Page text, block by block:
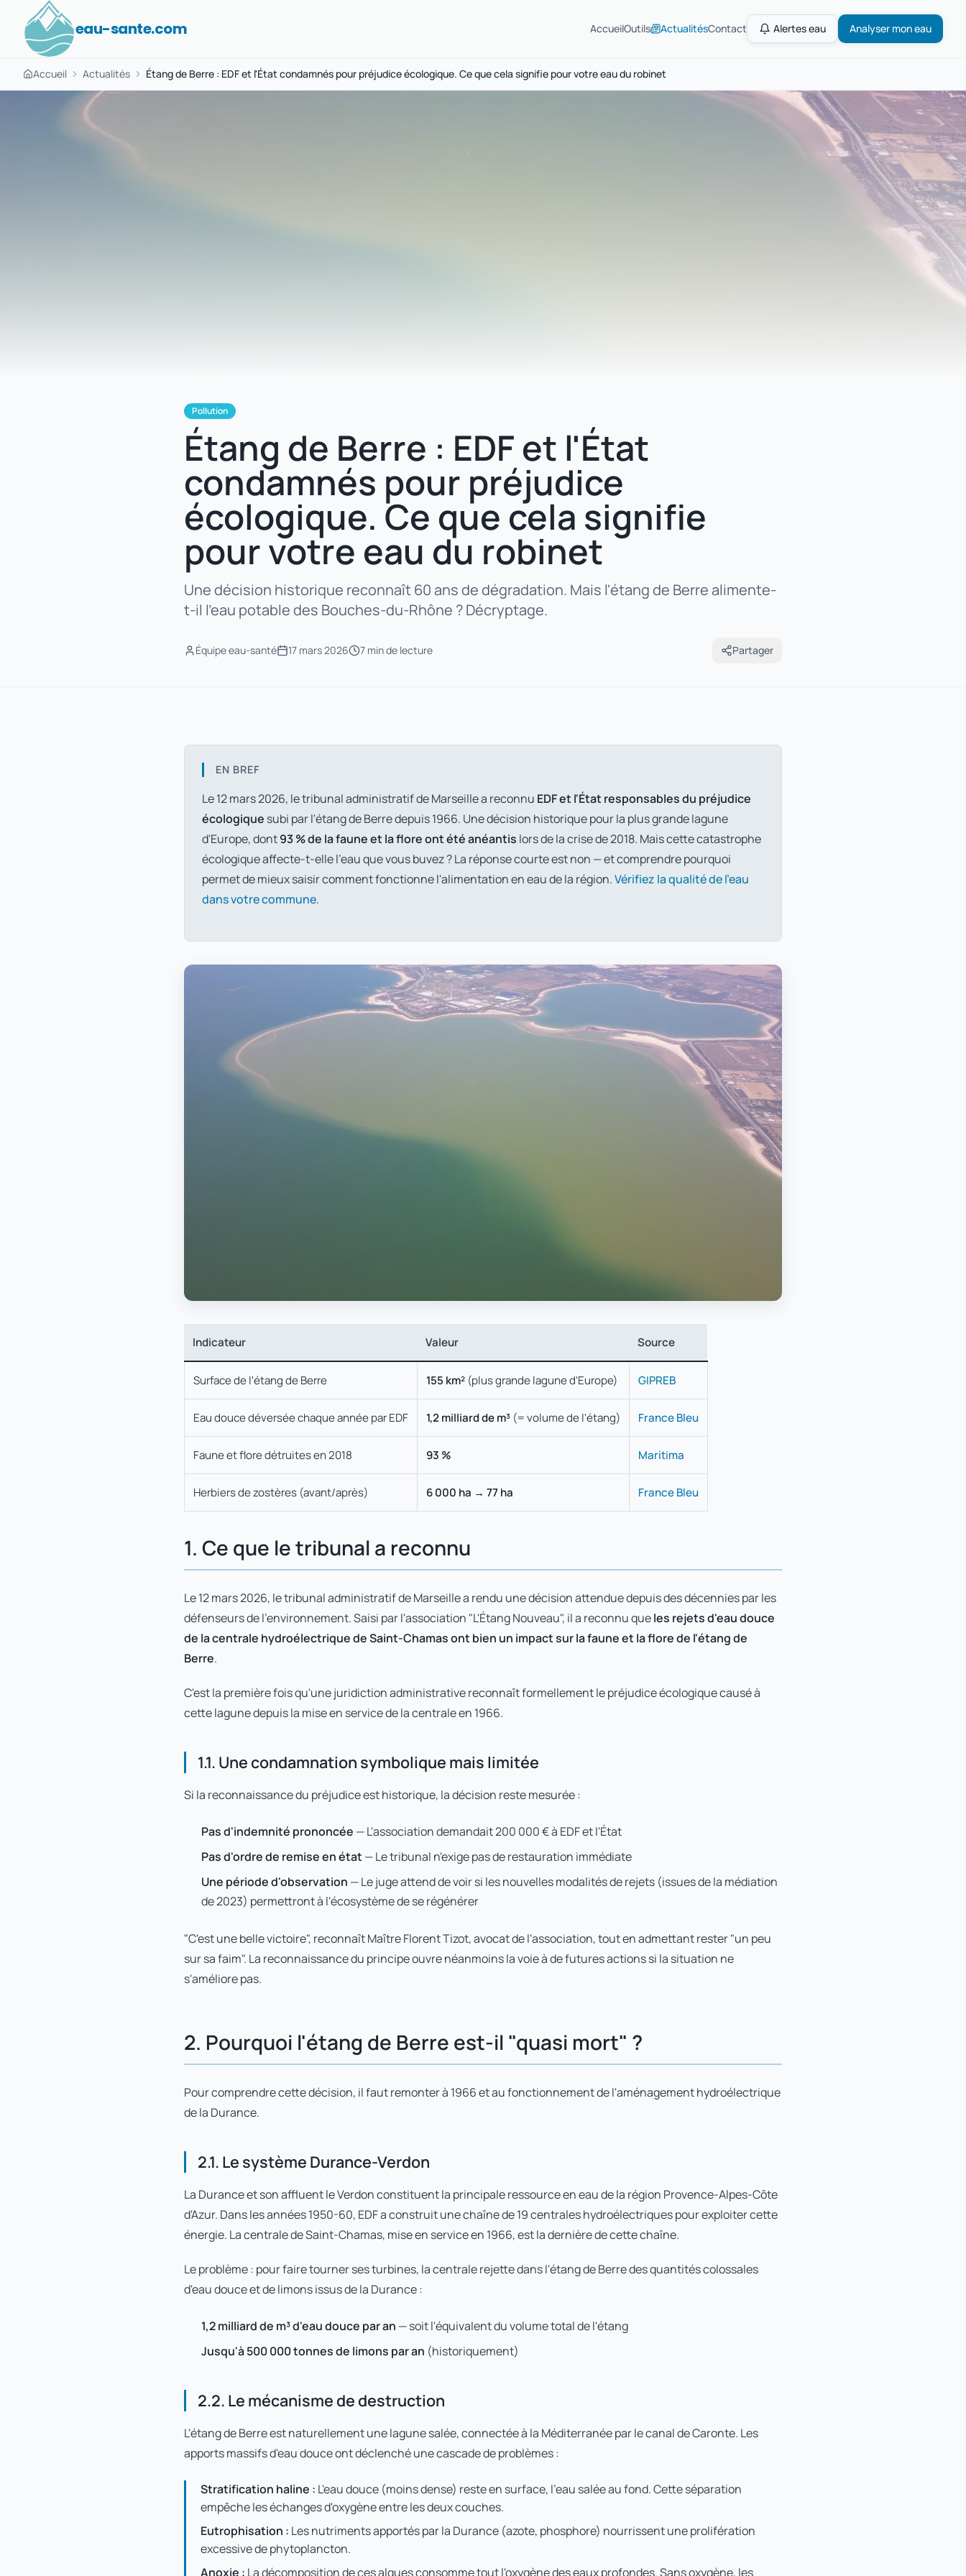
eau-sante.com AccueilOutils ActualitésContact Alertes eau Analyser mon eau
Accueil Actualités Étang de Berre : EDF et l'État condamnés pour préjudice écologique. Ce que cela signifie pour votre eau du robinet
Pollution
Étang de Berre : EDF et l'État
condamnés pour préjudice
écologique. Ce que cela signifie
pour votre eau du robinet
Une décision historique reconnaît 60 ans de dégradation. Mais l'étang de Berre alimente-
t-il l'eau potable des Bouches-du-Rhône ? Décryptage.
Équipe eau-santé 17 mars 2026 7 minde lecture Partager
EN BREF
Le 12 mars 2026, le tribunal administratif de Marseille a reconnu EDF et l'État responsables du préjudice
écologique subi par l'étang de Berre depuis 1966. Une décision historique pour la plus grande lagune
d'Europe, dont93 % de la faune et la flore ont été anéantis lors de la crise de 2018. Mais cette catastrophe
écologique affecte-t-elle l'eau que vous buvez ? La réponse courte est non — et comprendre pourquoi
permet de mieux saisir comment fonctionne l'alimentation en eau de la région.Vérifiez la qualité de l'eau
dans votre commune.
Indicateur Valeur Source
Surface de l'étang de Berre 155 km² (plus grande lagune d'Europe) GIPREB
Eau douce déversée chaque année par EDF 1,2 milliard de m³ (= volume de l'étang) France Bleu
Faune et flore détruites en 2018 93 % Maritima
Herbiers de zostères (avant/après) 6 000 ha → 77 ha France Bleu
1. Ce que le tribunal a reconnu
Le 12 mars 2026, le tribunal administratif de Marseille a rendu une décision attendue depuis des décennies par les
défenseurs de l'environnement. Saisi par l'association "L'Étang Nouveau", il a reconnu queles rejets d'eau douce
de la centrale hydroélectrique de Saint-Chamas ont bien un impact sur la faune et la flore de l'étang de
Berre.
C'est la première fois qu'une juridiction administrative reconnaît formellement le préjudice écologique causé à
cette lagune depuis la mise en service de la centrale en 1966.
1.1. Une condamnation symbolique mais limitée
Si la reconnaissance du préjudice est historique, la décision reste mesurée :
Pas d'indemnité prononcée — L'association demandait 200 000 € à EDF et l'État
Pas d'ordre de remise en état — Le tribunal n'exige pas de restauration immédiate
Une période d'observation — Le juge attend de voir si les nouvelles modalités de rejets (issues de la médiation
de 2023) permettront à l'écosystème de se régénérer
"C'est une belle victoire", reconnaît Maître Florent Tizot, avocat de l'association, tout en admettant rester "un peu
sur sa faim". La reconnaissance du principe ouvre néanmoins la voie à de futures actions si la situation ne
s'améliore pas.
2. Pourquoi l'étang de Berre est-il "quasi mort" ?
Pour comprendre cette décision, il faut remonter à 1966 et au fonctionnement de l'aménagement hydroélectrique
de la Durance.
2.1. Le système Durance-Verdon
La Durance et son affluent le Verdon constituent la principale ressource en eau de la région Provence-Alpes-Côte
d'Azur. Dans les années 1950-60, EDF a construit une chaîne de 19 centrales hydroélectriques pour exploiter cette
énergie. La centrale de Saint-Chamas, mise en service en 1966, est la dernière de cette chaîne.
Le problème : pour faire tourner ses turbines, la centrale rejette dans l'étang de Berre des quantités colossales
d'eau douce et de limons issus de la Durance :
1,2 milliard de m³ d'eau douce par an — soit l'équivalent du volume total de l'étang
Jusqu'à 500 000 tonnes de limons par an (historiquement)
2.2. Le mécanisme de destruction
L'étang de Berre est naturellement une lagune salée, connectée à la Méditerranée par le canal de Caronte. Les
apports massifs d'eau douce ont déclenché une cascade de problèmes :
Stratification haline : L'eau douce (moins dense) reste en surface, l'eau salée au fond. Cette séparation
empêche les échanges d'oxygène entre les deux couches.
Eutrophisation : Les nutriments apportés par la Durance (azote, phosphore) nourrissent une prolifération
excessive de phytoplancton.
Anoxie : La décomposition de ces algues consomme tout l'oxygène des eaux profondes. Sans oxygène, les